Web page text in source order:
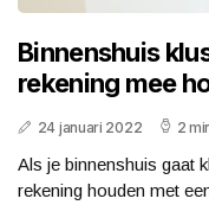
Binnenshuis
rekening mee
24 januari 2022 2
Als je binnenshuis gaat
rekening houden met